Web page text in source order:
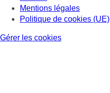
Mentions légales
Politique de cookies (UE)
Gérer les cookies